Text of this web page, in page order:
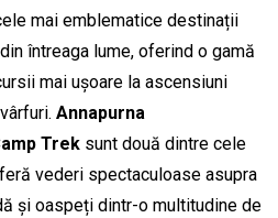
mai emblematice destinații
întreaga lume, oferind o gamă
mai ușoare la ascensiuni
Annapurna
Treksunt două dintre cele
vederi spectaculoase asupra
și oaspeți dintr-o multitudine de